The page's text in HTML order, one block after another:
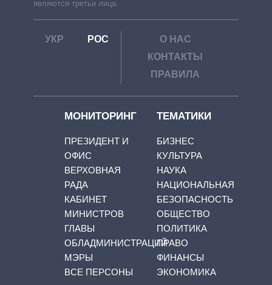
являются третьи лица.
УКР РОС
О НАС
КОНТАКТЫ
ПРАВИЛА
МОНИТОРИНГ
ПРЕЗИДЕНТ И
ОФИС
ВЕРХОВНАЯ
РАДА
КАБИНЕТ
МИНИСТРОВ
ГЛАВЫ
ОБЛАДМИНИСТРАЦИЙ
МЭРЫ
ВСЕ ПЕРСОНЫ
ТЕМАТИКИ
БИЗНЕС
КУЛЬТУРА
НАУКА
НАЦИОНАЛЬНАЯ
БЕЗОПАСНОСТЬ
ОБЩЕСТВО
ПОЛИТИКА
ПРАВО
ФИНАНСЫ
ЭКОНОМИКА